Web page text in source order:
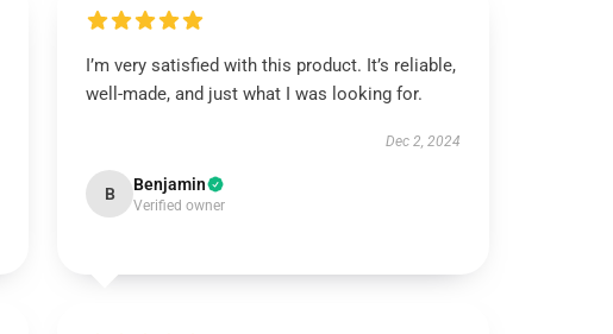
I’m very satisfied with this product. It’s reliable,
well-made, and just what I was looking for.
Dec 2, 2024
B Benjamin
Verified owner